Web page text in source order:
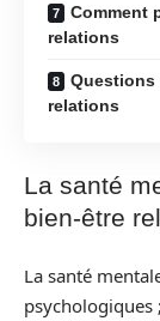
Comment
relations
Questions
relations
La santé
bien-être
La santé
psychologiques